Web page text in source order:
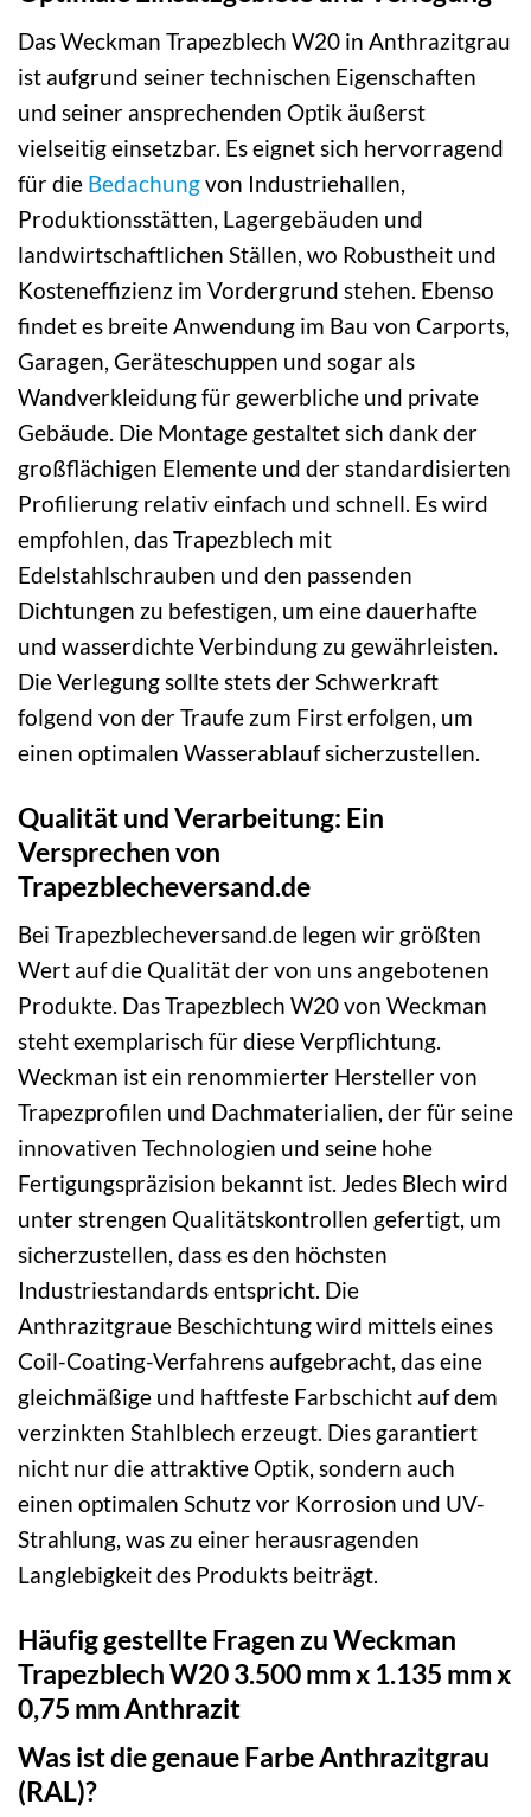
Das Weckman Trapezblech W20 in Anthrazitgrau
ist aufgrund seiner technischen Eigenschaften
und seiner ansprechenden Optik äußerst
vielseitig einsetzbar. Es eignet sich hervorragend
für die Bedachungvon Industriehallen,
Produktionsstätten, Lagergebäuden und
landwirtschaftlichen Ställen, wo Robustheit und
Kosteneffizienz im Vordergrund stehen. Ebenso
findet es breite Anwendung im Bau von Carports,
Garagen, Geräteschuppen und sogar als
Wandverkleidung für gewerbliche und private
Gebäude. Die Montage gestaltet sich dank der
großflächigen Elemente und der standardisierten
Profilierung relativ einfach und schnell. Es wird
empfohlen, das Trapezblech mit
Edelstahlschrauben und den passenden
Dichtungen zu befestigen, um eine dauerhafte
und wasserdichte Verbindung zu gewährleisten.
Die Verlegung sollte stets der Schwerkraft
folgend von der Traufe zum First erfolgen, um
einen optimalen Wasserablauf sicherzustellen.
Qualität und Verarbeitung: Ein
Versprechen von
Trapezblecheversand.de
Bei Trapezblecheversand.de legen wir größten
Wert auf die Qualität der von uns angebotenen
Produkte. Das Trapezblech W20 von Weckman
steht exemplarisch für diese Verpflichtung.
Weckman ist ein renommierter Hersteller von
Trapezprofilen und Dachmaterialien, der für seine
innovativen Technologien und seine hohe
Fertigungspräzision bekannt ist. Jedes Blech wird
unter strengen Qualitätskontrollen gefertigt, um
sicherzustellen, dass es den höchsten
Industriestandards entspricht. Die
Anthrazitgraue Beschichtung wird mittels eines
Coil-Coating-Verfahrens aufgebracht, das eine
gleichmäßige und haftfeste Farbschicht auf dem
verzinkten Stahlblech erzeugt. Dies garantiert
nicht nur die attraktive Optik, sondern auch
einen optimalen Schutz vor Korrosion und UV-
Strahlung, was zu einer herausragenden
Langlebigkeit des Produkts beiträgt.
Häufig gestellte Fragen zu Weckman
Trapezblech W20 3.500 mm x 1.135 mm x
0,75 mm Anthrazit
Was ist die genaue Farbe Anthrazitgrau
(RAL)?